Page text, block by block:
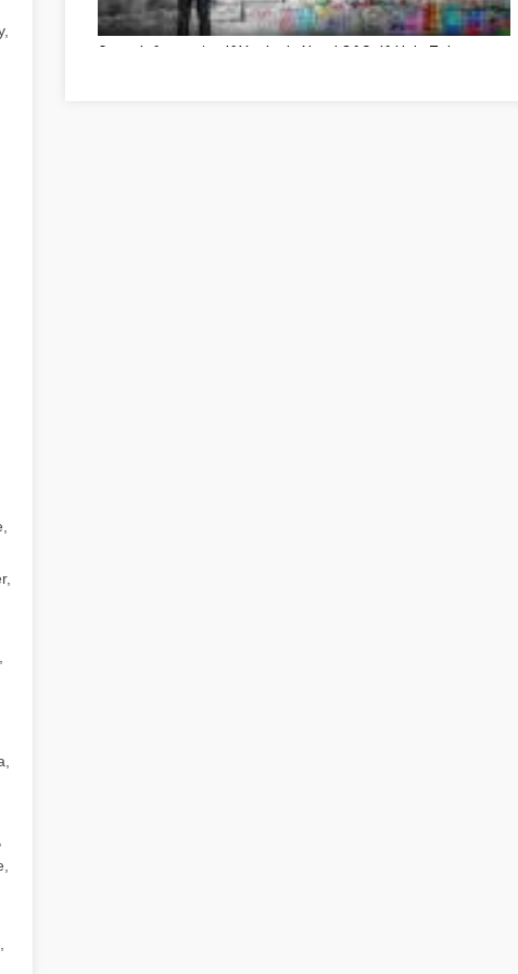
Great Information If You're In Need Of Self-Help Zala megye